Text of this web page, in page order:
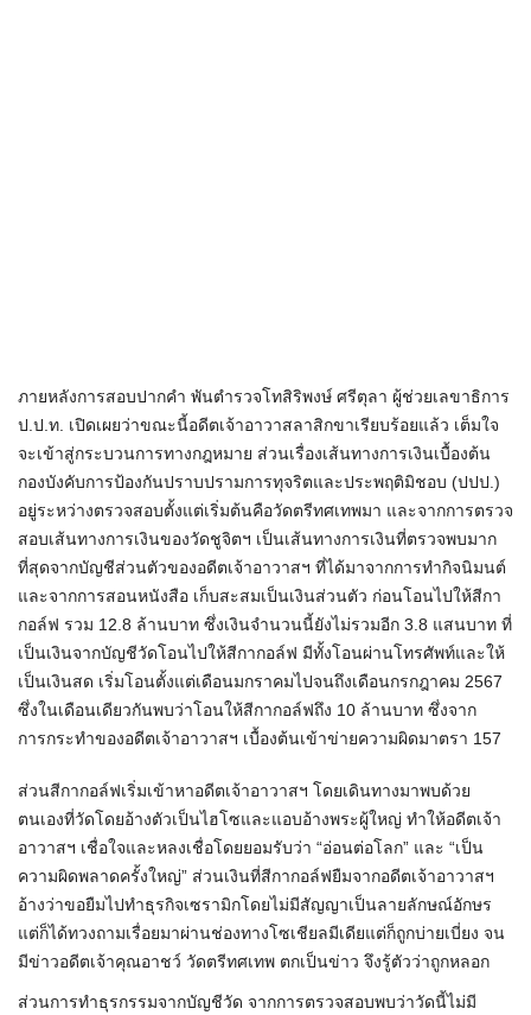
ภายหลังการสอบปากคำ พันตำรวจโทสิริพงษ์ ศรีตุลา ผู้ช่วยเลขาธิการ
ป.ป.ท. เปิดเผยว่าขณะนี้อดีตเจ้าอาวาสลาสิกขาเรียบร้อยแล้ว เต็มใจ
จะเข้าสู่กระบวนการทางกฎหมาย ส่วนเรื่องเส้นทางการเงินเบื้องต้น
กองบังคับการป้องกันปราบปรามการทุจริตและประพฤติมิชอบ (ปปป.)
อยู่ระหว่างตรวจสอบตั้งแต่เริ่มต้นคือวัดตรีทศเทพมา และจากการตรวจ
สอบเส้นทางการเงินของวัดชูจิตฯ เป็นเส้นทางการเงินที่ตรวจพบมาก
ที่สุดจากบัญชีส่วนตัวของอดีตเจ้าอาวาสฯ ที่ได้มาจากการทำกิจนิมนต์
และจากการสอนหนังสือ เก็บสะสมเป็นเงินส่วนตัว ก่อนโอนไปให้สีกา
กอล์ฟ รวม 12.8 ล้านบาท ซึ่งเงินจำนวนนี้ยังไม่รวมอีก 3.8 แสนบาท ที่
เป็นเงินจากบัญชีวัดโอนไปให้สีกากอล์ฟ มีทั้งโอนผ่านโทรศัพท์และให้
เป็นเงินสด เริ่มโอนตั้งแต่เดือนมกราคมไปจนถึงเดือนกรกฎาคม 2567
ซึ่งในเดือนเดียวกันพบว่าโอนให้สีกากอล์ฟถึง 10 ล้านบาท ซึ่งจาก
การกระทำของอดีตเจ้าอาวาสฯ เบื้องต้นเข้าข่ายความผิดมาตรา 157
ส่วนสีกากอล์ฟเริ่มเข้าหาอดีตเจ้าอาวาสฯ โดยเดินทางมาพบด้วย
ตนเองที่วัดโดยอ้างตัวเป็นไฮโซและแอบอ้างพระผู้ใหญ่ ทำให้อดีตเจ้า
อาวาสฯ เชื่อใจและหลงเชื่อโดยยอมรับว่า “อ่อนต่อโลก” และ “เป็น
ความผิดพลาดครั้งใหญ่” ส่วนเงินที่สีกากอล์ฟยืมจากอดีตเจ้าอาวาสฯ
อ้างว่าขอยืมไปทำธุรกิจเซรามิกโดยไม่มีสัญญาเป็นลายลักษณ์อักษร
แต่ก็ได้ทวงถามเรื่อยมาผ่านช่องทางโซเชียลมีเดียแต่ก็ถูกบ่ายเบี่ยง จน
มีข่าวอดีตเจ้าคุณอาชว์ วัดตรีทศเทพ ตกเป็นข่าว จึงรู้ตัวว่าถูกหลอก
ส่วนการทำธุรกรรมจากบัญชีวัด จากการตรวจสอบพบว่าวัดนี้ไม่มี